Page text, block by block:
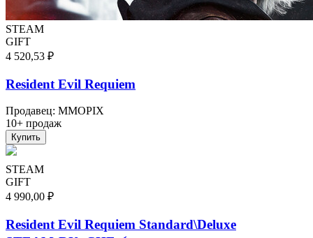
STEAM
GIFT
4 520,53 ₽
Resident Evil Requiem
Продавец: MMOPIX
10+ продаж
Купить
STEAM
GIFT
4 990,00 ₽
Resident Evil Requiem Standard\Deluxe